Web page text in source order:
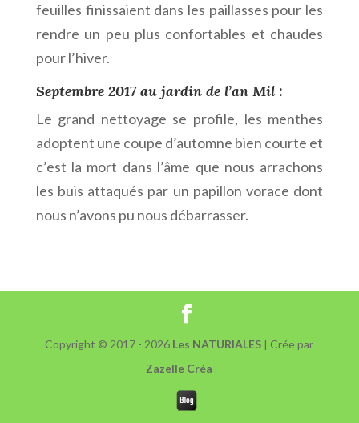
feuilles finissaient dans les paillasses pour les
rendre un peu plus confortables et chaudes
pour l’hiver.
Septembre 2017 au jardin de l’an Mil :
Le grand nettoyage se profile, les menthes
adoptent une coupe d’automne bien courte et
c’est la mort dans l’âme que nous arrachons
les buis attaqués par un papillon vorace dont
nous n’avons pu nous débarrasser.
Copyright © 2017 - 2026 Les NATURIALES | Crée par
Zazelle Créa